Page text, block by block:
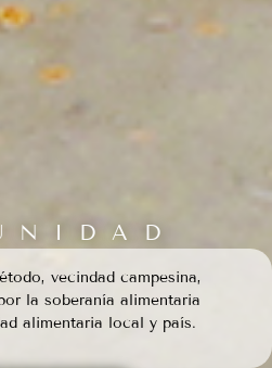
vecindad campesina,
la soberanía alimentaria
alimentaria local y país.